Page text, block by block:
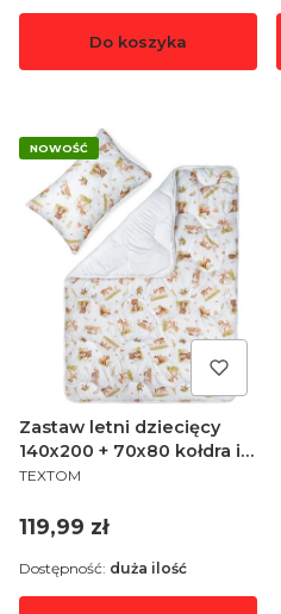
Do koszyka
NOWOŚĆ
Zastaw letni dziecięcy
140x200 + 70x80 kołdra i
duża poduszka
PRODUCENT
TEXTOM
Cena
119,99 zł
Dostępność: duża ilość